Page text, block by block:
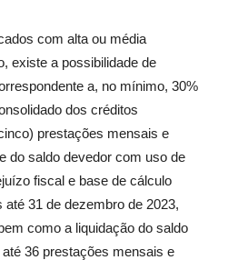
com alta ou média
existe a possibilidade de
a, no mínimo, 30%
dos créditos
prestações mensais e
do saldo devedor com uso de
fiscal e base de cálculo
até 31 de dezembro de 2023,
como a liquidação do saldo
36 prestações mensais e